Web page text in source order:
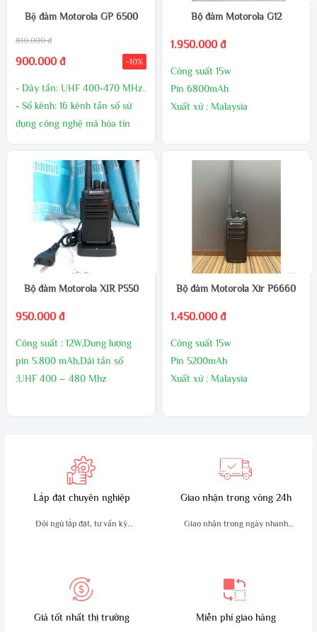
LIÊN HÊ TRỰC TIẾP ĐỂ CÓ
LIÊN HÊ TRỰC TIẾP ĐỂ CÓ
Bộ đàm Motorola GP 6500
810.000 đ
900.000 đ -10%
- Dãy tần: UHF 400-470 MHz.
- Số kênh: 16 kênh tần số sử
dụng công nghệ mã hóa tín
- Công suất phát: 10W (UHF).
- Pin: 5800mAh - 7.4V mang
lại thời gian đàm thoại dài.
- Đèn báo trạng thái tín hiệu
và Pin sạc.
Bộ đàm Motorola G12
1.950.000 đ
Công suất 15w
Pin 6800mAh
Xuất xứ : Malaysia
nhà sản xuất
Bộ đàm Motorola XIR P550
950.000 đ
Công suất : 12W,Dung lượng
pin 5.800 mAh,Dải tần số
:UHF 400 – 480 Mhz
Bảo hành24 tháng
Bộ đàm Motorola Xir P6660
1.450.000 đ
Công suất 15w
Pin 5200mAh
Xuất xứ : Malaysia
Lắp đặt chuyên nghiệp
Đội ngũ lắp đặt, tư vấn kỹ
Giao nhận trong vòng 24h
Giao nhận trong ngày nhanh
Giá tốt nhất thị trường Miễn phí giao hàng